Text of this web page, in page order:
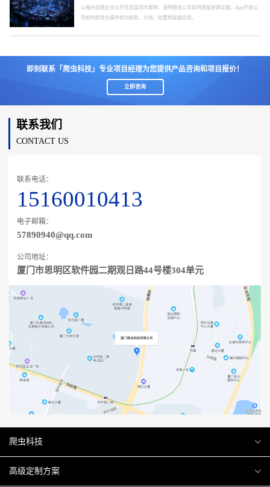
以福州连锁企业公开信息监测为案例，说明爬虫公司如何保留来源证据，App开发公
司如何把变化事件转为核验、分派、处置和复盘任务。
即刻联系「爬虫科技」专业项目经理为您提供产品咨询和项目报价！
立即咨询
联系我们
CONTACT US
联系电话：
15160010413
电子邮箱：
57890940@qq.com
公司地址：
厦门市思明区软件园二期观日路44号楼304单元
爬虫科技
爬虫案例
高级定制方案